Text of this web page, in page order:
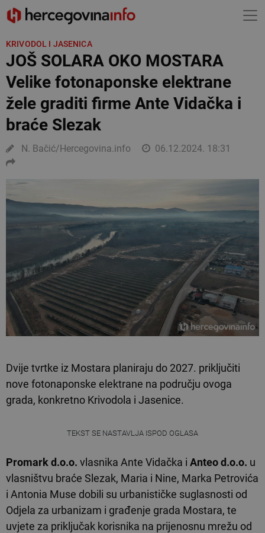
KRIVODOL I JASENICA
JOŠ SOLARA OKO MOSTARA
Velike fotonaponske elektrane
žele graditi firme Ante Vidačka i
braće Slezak
N. Bačić/Hercegovina.info 06.12.2024. 18:31
Dvije tvrtke iz Mostara planiraju do 2027. priključiti
nove fotonaponske elektrane na području ovoga
grada, konkretno Krivodola i Jasenice.
TEKST SE NASTAVLJA ISPOD OGLASA
Promark d.o.o. vlasnika Ante Vidačka i Anteo d.o.o. u
vlasništvu braće Slezak, Maria i Nine, Marka Petrovića
i Antonia Muse dobili su urbanističke suglasnosti od
Odjela za urbanizam i građenje grada Mostara, te
uvjete za priključak korisnika na prijenosnu mrežu od